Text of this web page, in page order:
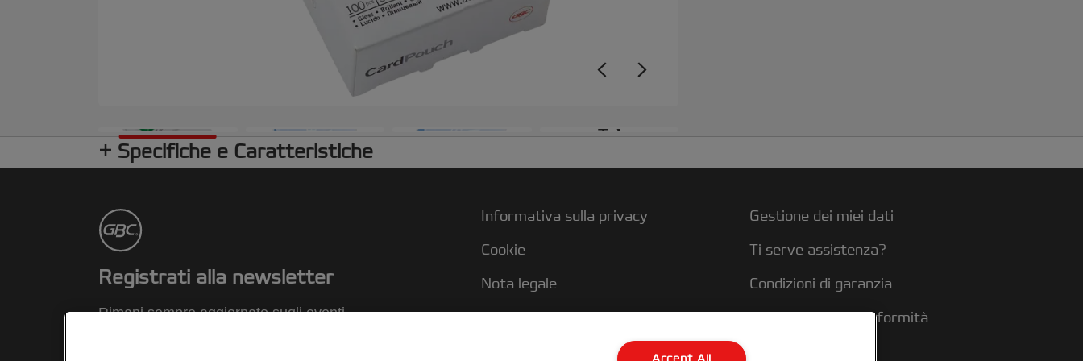
+3
Specifiche e Caratteristiche
Registrati alla newsletter
Rimani sempre aggiornato sugli eventi
Informativa sulla privacy
Cookie
Nota legale
Imprint
Gestione dei miei dati
Ti serve assistenza?
Condizioni di garanzia
Dichiarazioni di conformità